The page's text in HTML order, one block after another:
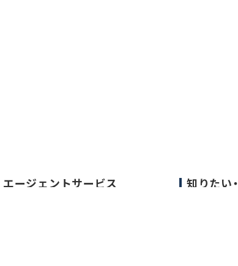
エージェントサービス 知りたい